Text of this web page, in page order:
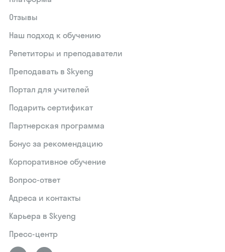
Отзывы
Наш подход к обучению
Репетиторы и преподаватели
Преподавать в Skyeng
Портал для учителей
Подарить сертификат
Партнерская программа
Бонус за рекомендацию
Корпоративное обучение
Вопрос-ответ
Адреса и контакты
Карьера в Skyeng
Пресс-центр